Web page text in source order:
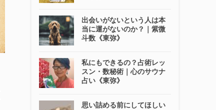
出会いがないという人は本
当に運がないのか？｜紫微
斗数《東弥》
私にもできるの？占術レッ
スン・数秘術｜心のサウナ
占い《東弥》
思い詰める前にしてほしい